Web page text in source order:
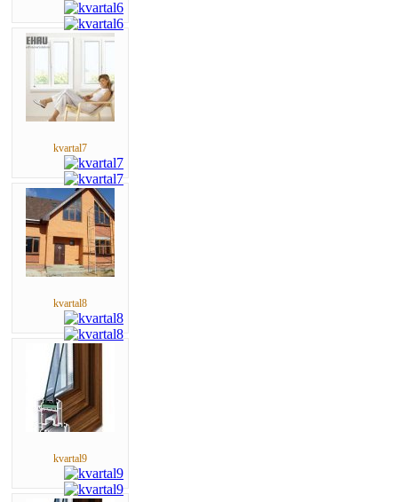
kvartal7
kvartal8
kvartal9